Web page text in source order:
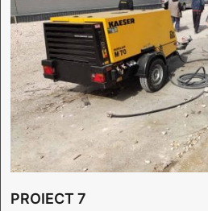
PROIECT 7